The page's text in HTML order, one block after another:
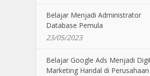
Belajar Menjadi Administrator
Database Pemula
23/05/2023
Belajar Google Ads Menjadi
Marketing Handal di Perusahaan